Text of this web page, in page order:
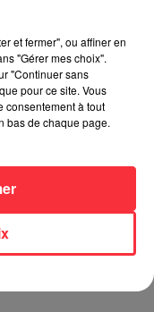
et fermer", ou affiner en
"Gérer mes choix".
"Continuer sans
pour ce site. Vous
consentement à tout
bas de chaque page.